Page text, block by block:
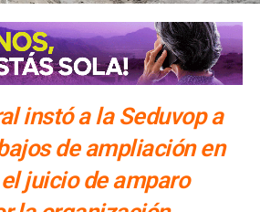
instó a la Seduvop a
de ampliación en
juicio de amparo